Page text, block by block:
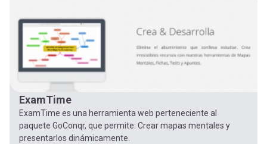
ExamTime
ExamTime es una herramienta web perteneciente al
paquete GoConqr, que permite: Crear mapas mentales y
presentarlos dinámicamente.